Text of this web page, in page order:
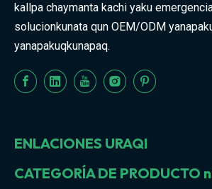
kallpa chaymanta kachi yaku
solucionkunata qun OEM/ODM
yanapakuqkunapaq.
ENLACIONES URAQI
CATEGORÍA DE PRODUCTO